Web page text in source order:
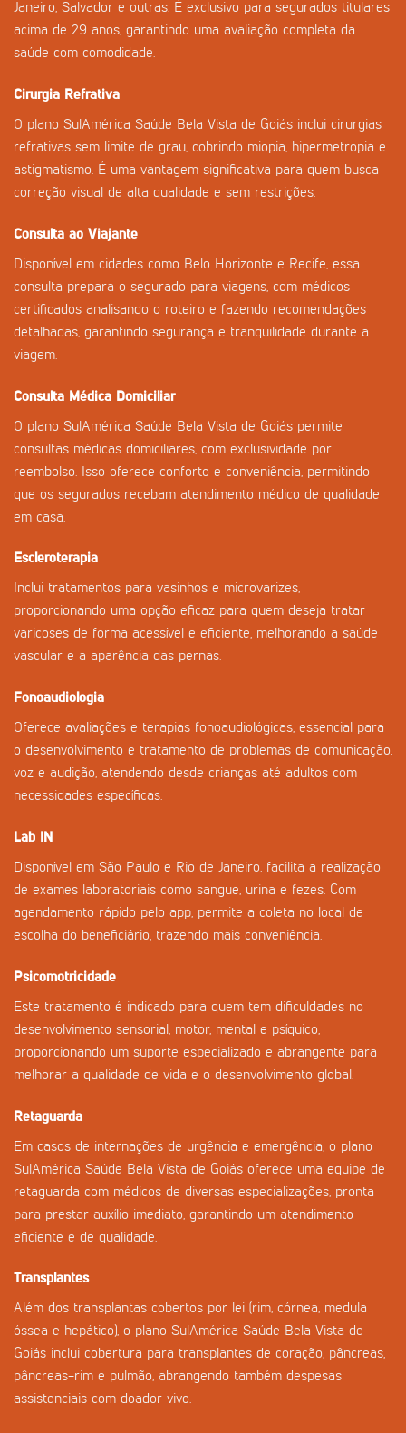
Janeiro, Salvador e outras. É exclusivo para segurados titulares
acima de 29 anos, garantindo uma avaliação completa da
saúde com comodidade.
Cirurgia Refrativa
O plano SulAmérica Saúde Bela Vista de Goiás inclui cirurgias
refrativas sem limite de grau, cobrindo miopia, hipermetropia e
astigmatismo. É uma vantagem significativa para quem busca
correção visual de alta qualidade e sem restrições.
Consulta ao Viajante
Disponível em cidades como Belo Horizonte e Recife, essa
consulta prepara o segurado para viagens, com médicos
certificados analisando o roteiro e fazendo recomendações
detalhadas, garantindo segurança e tranquilidade durante a
viagem.
Consulta Médica Domiciliar
O plano SulAmérica Saúde Bela Vista de Goiás permite
consultas médicas domiciliares, com exclusividade por
reembolso. Isso oferece conforto e conveniência, permitindo
que os segurados recebam atendimento médico de qualidade
em casa.
Escleroterapia
Inclui tratamentos para vasinhos e microvarizes,
proporcionando uma opção eficaz para quem deseja tratar
varicoses de forma acessível e eficiente, melhorando a saúde
vascular e a aparência das pernas.
Fonoaudiologia
Oferece avaliações e terapias fonoaudiológicas, essencial para
o desenvolvimento e tratamento de problemas de comunicação,
voz e audição, atendendo desde crianças até adultos com
necessidades específicas.
Lab IN
Disponível em São Paulo e Rio de Janeiro, facilita a realização
de exames laboratoriais como sangue, urina e fezes. Com
agendamento rápido pelo app, permite a coleta no local de
escolha do beneficiário, trazendo mais conveniência.
Psicomotricidade
Este tratamento é indicado para quem tem dificuldades no
desenvolvimento sensorial, motor, mental e psíquico,
proporcionando um suporte especializado e abrangente para
melhorar a qualidade de vida e o desenvolvimento global.
Retaguarda
Em casos de internações de urgência e emergência, o plano
SulAmérica Saúde Bela Vista de Goiás oferece uma equipe de
retaguarda com médicos de diversas especializações, pronta
para prestar auxílio imediato, garantindo um atendimento
eficiente e de qualidade.
Transplantes
Além dos transplantas cobertos por lei (rim, córnea, medula
óssea e hepático), o plano SulAmérica Saúde Bela Vista de
Goiás inclui cobertura para transplantes de coração, pâncreas,
pâncreas-rim e pulmão, abrangendo também despesas
assistenciais com doador vivo.